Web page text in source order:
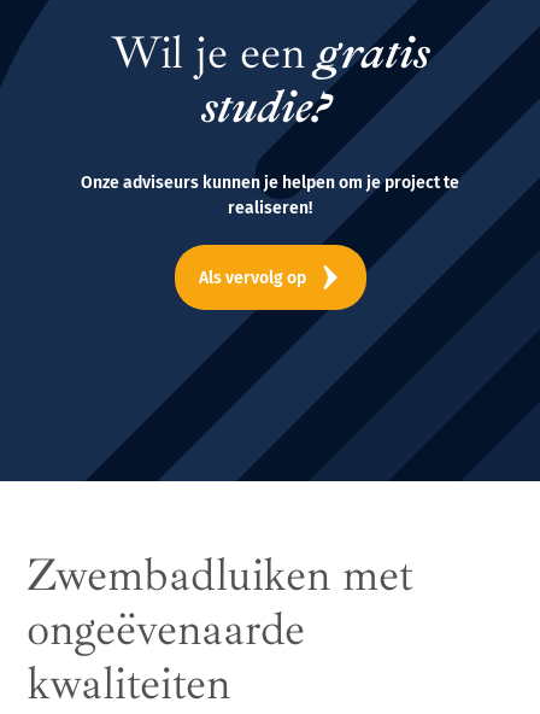
Wil je eengratis
studie?
Onze adviseurs kunnen je helpen om je project te
realiseren!
Als vervolg op
Zwembadluiken met
ongeëvenaarde
kwaliteiten